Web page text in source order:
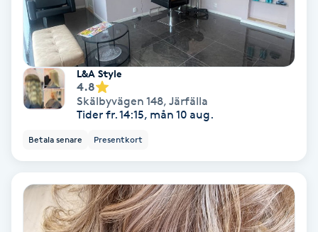
Permanent ögonbrynsmakeup
Personal shopper
Personlig tränare
Picolaser
Piercing
Pigmentbehandling
L&A Style
4.8
Skälbyvägen 148, Järfälla
Tider fr. 14:15, mån 10 aug.
Betala senare Presentkort